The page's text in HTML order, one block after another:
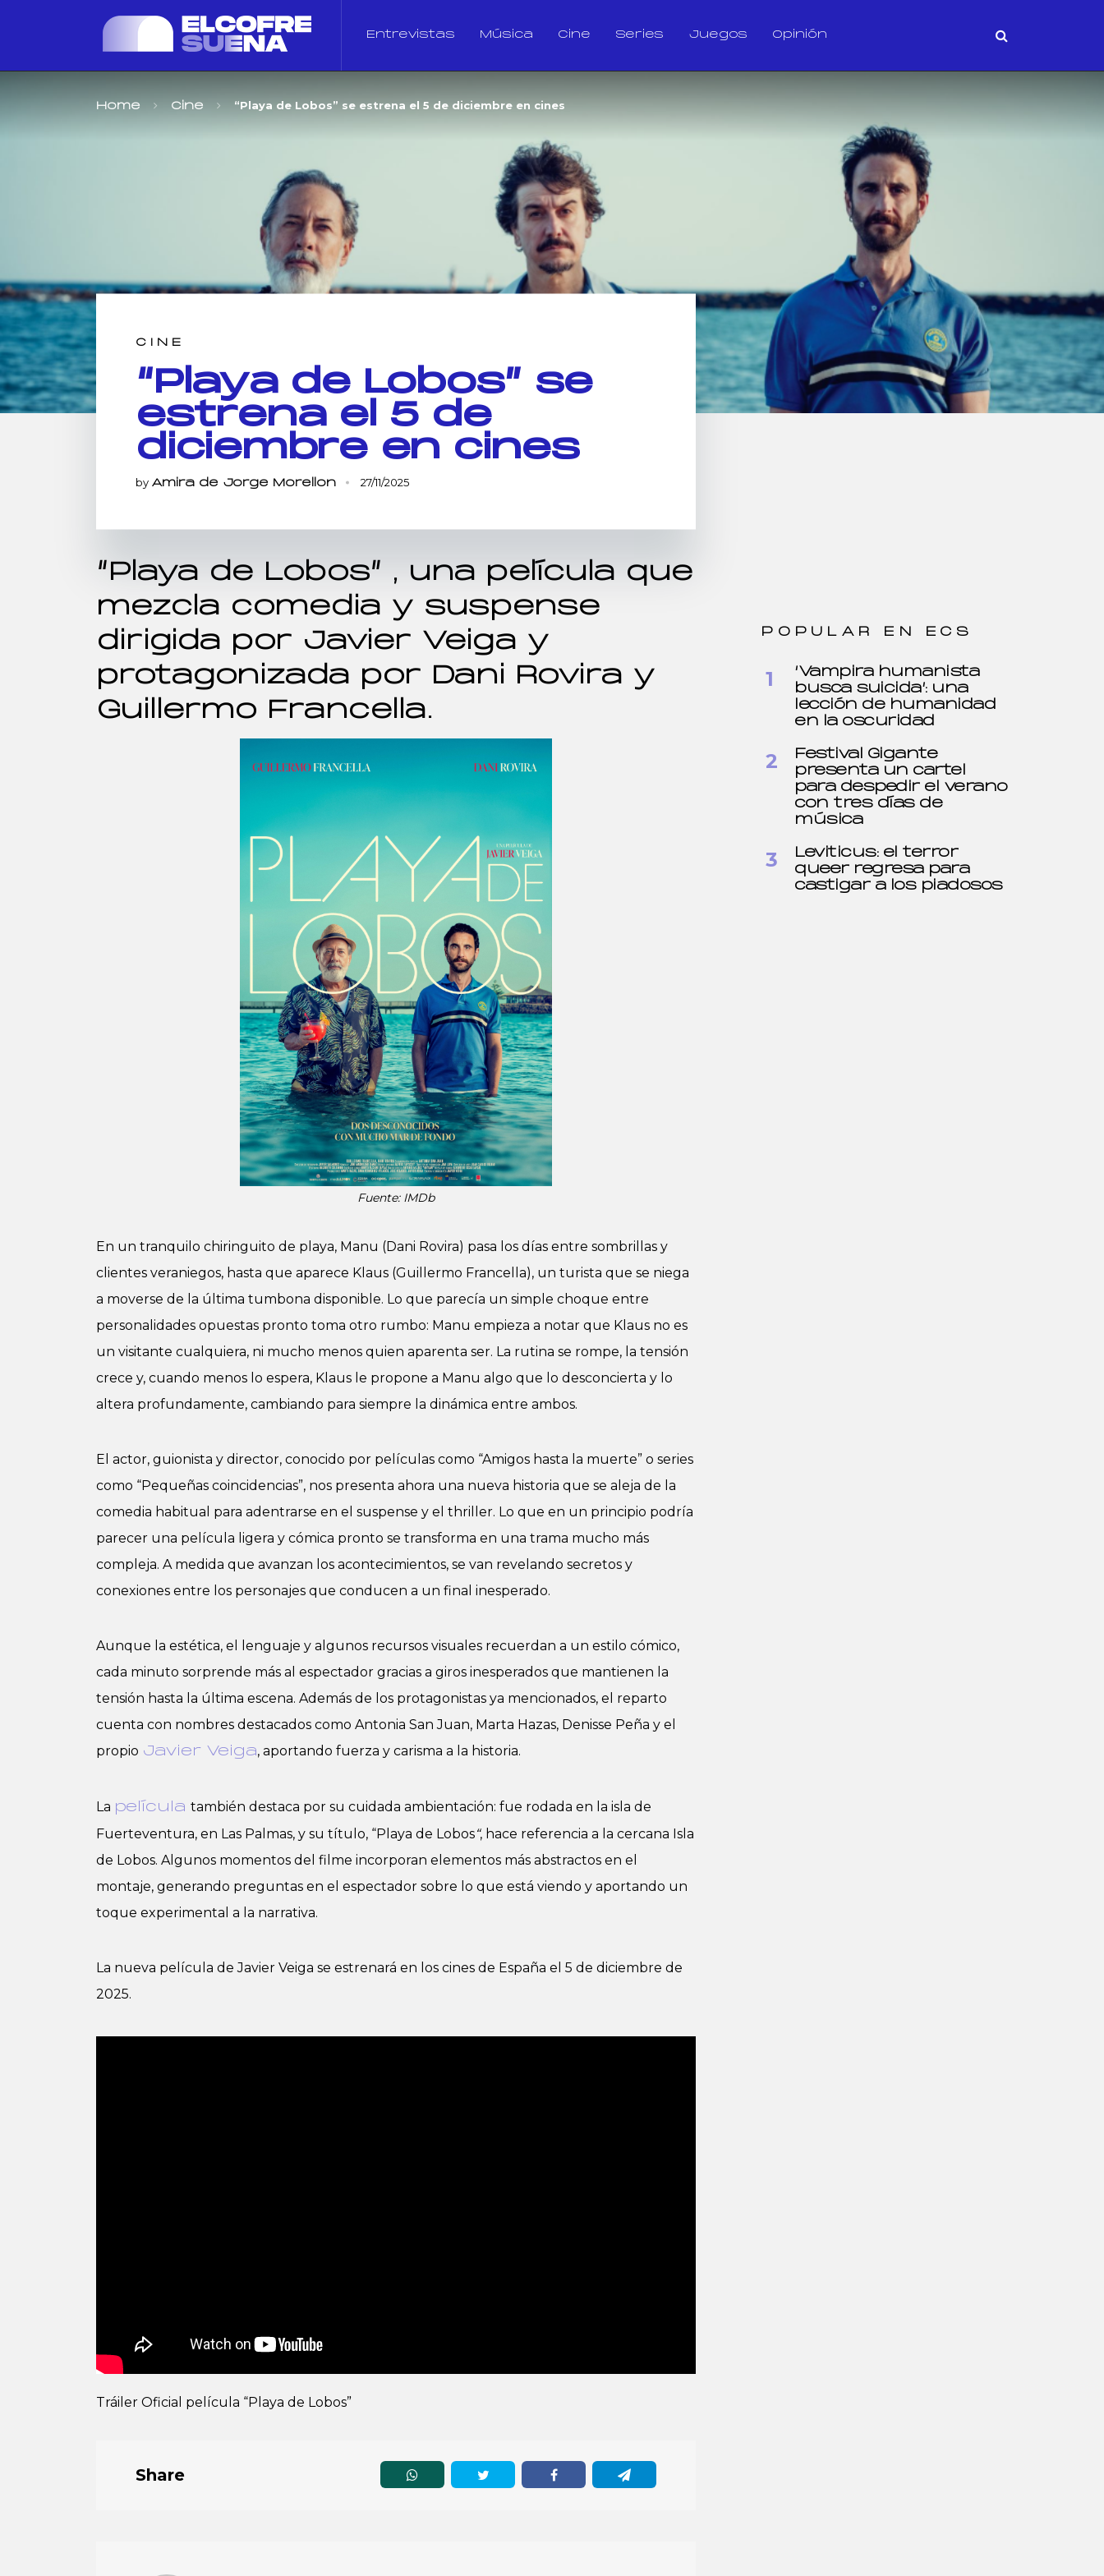
Entrevistas Música Cine Series Juegos Opinión
Home Cine “Playa de Lobos” se estrena el 5 de diciembre en cines
CINE
“Playa de Lobos” se
estrena el 5 de
diciembre en cines
by Amira de Jorge Morellon 27/11/2025
“Playa de Lobos” , una película que
mezcla comedia y suspense
dirigida por Javier Veiga y
protagonizada por Dani Rovira y
Guillermo Francella.
Fuente: IMDb
En un tranquilo chiringuito de playa, Manu (Dani Rovira) pasa los días entre sombrillas y
clientes veraniegos, hasta que aparece Klaus (Guillermo Francella), un turista que se niega
a moverse de la última tumbona disponible. Lo que parecía un simple choque entre
personalidades opuestas pronto toma otro rumbo: Manu empieza a notar que Klaus no es
un visitante cualquiera, ni mucho menos quien aparenta ser. La rutina se rompe, la tensión
crece y, cuando menos lo espera, Klaus le propone a Manu algo que lo desconcierta y lo
altera profundamente, cambiando para siempre la dinámica entre ambos.
El actor, guionista y director, conocido por películas como “Amigos hasta la muerte” o series
como “Pequeñas coincidencias”, nos presenta ahora una nueva historia que se aleja de la
comedia habitual para adentrarse en el suspense y el thriller. Lo que en un principio podría
parecer una película ligera y cómica pronto se transforma en una trama mucho más
compleja. A medida que avanzan los acontecimientos, se van revelando secretos y
conexiones entre los personajes que conducen a un final inesperado.
Aunque la estética, el lenguaje y algunos recursos visuales recuerdan a un estilo cómico,
cada minuto sorprende más al espectador gracias a giros inesperados que mantienen la
tensión hasta la última escena. Además de los protagonistas ya mencionados, el reparto
cuenta con nombres destacados como Antonia San Juan, Marta Hazas, Denisse Peña y el
propio Javier Veiga, aportando fuerza y carisma a la historia.
La película también destaca por su cuidada ambientación: fue rodada en la isla de
Fuerteventura, en Las Palmas, y su título, “Playa de Lobos“, hace referencia a la cercana Isla
de Lobos. Algunos momentos del filme incorporan elementos más abstractos en el
montaje, generando preguntas en el espectador sobre lo que está viendo y aportando un
toque experimental a la narrativa.
La nueva película de Javier Veiga se estrenará en los cines de España el 5 de diciembre de
2025.
Tráiler Oficial película “Playa de Lobos”
Share
POPULAR EN ECS
‘Vampira humanista
busca suicida’: una
lección de humanidad
en la oscuridad
Festival Gigante
presenta un cartel
para despedir el verano
con tres días de
música
Leviticus: el terror
queer regresa para
castigar a los piadosos